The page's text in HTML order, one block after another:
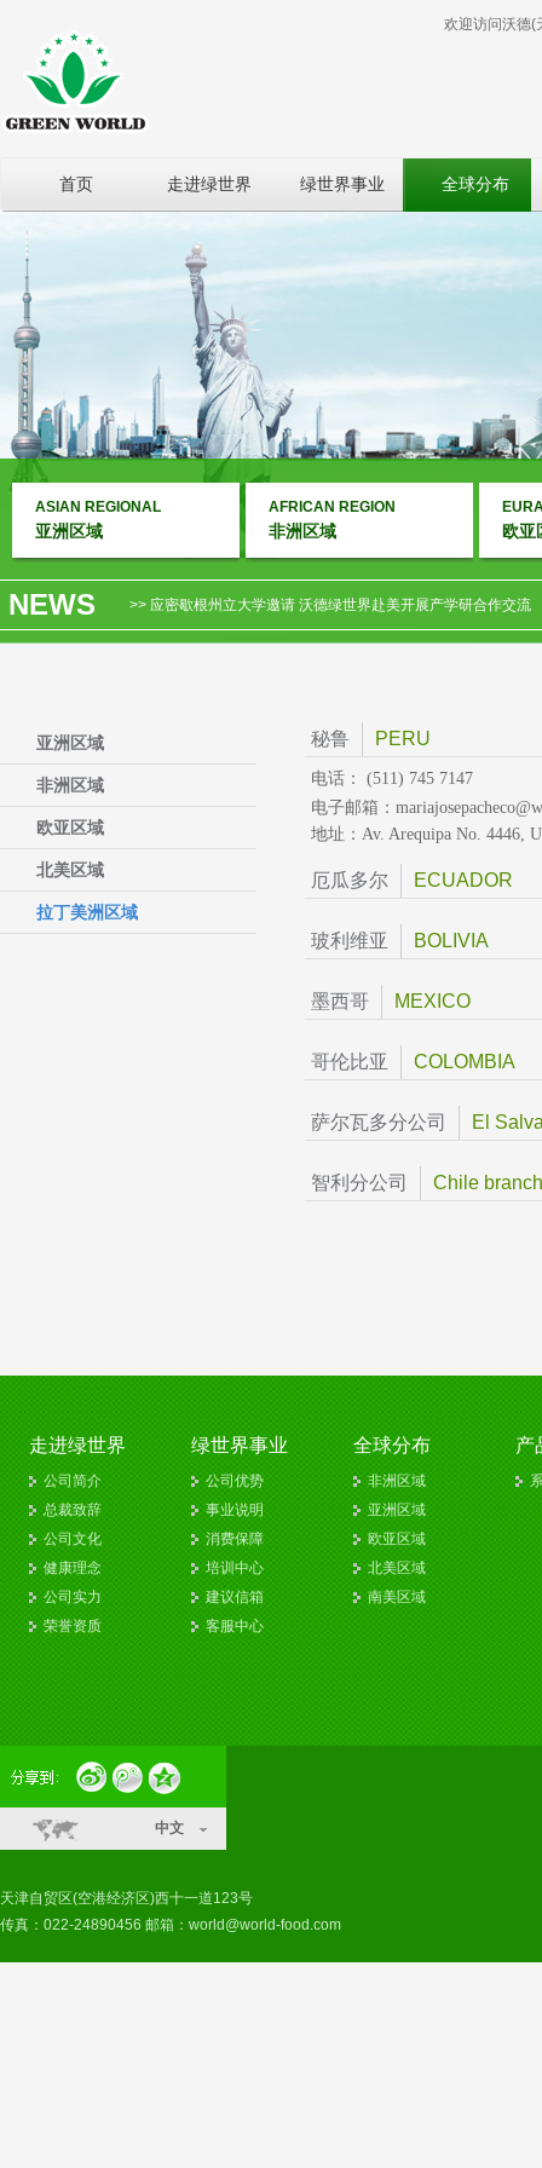
欢迎访问沃德(
首页 走进绿世界 绿世界事业 全球分布
ASIAN REGIONAL
亚洲区域
AFRICAN REGION
非洲区域 欧亚
NEWS
>> 市场快讯-沃德绿世界科特迪瓦分公司喜获卫生部销售许可
>> 沃德绿世界厄瓜多尔分公司6周年庆典表彰大会圆满举行
亚洲区域
非洲区域
欧亚区域
北美区域
拉丁美洲区域
秘鲁 PERU
电话：
(511) 745 7147
电子邮箱：
地址： Av. Arequipa No. 4446,
厄瓜多尔 ECUADOR
玻利维亚 BOLIVIA
墨西哥 MEXICO
哥伦比亚 COLOMBIA
萨尔瓦多分公司 El
智利分公司 Chile branch
走进绿世界
公司简介
总裁致辞
公司文化
健康理念
公司实力
荣誉资质
绿世界事业
公司优势
事业说明
消费保障
培训中心
建议信箱
客服中心
全球分布
非洲区域
亚洲区域
欧亚区域
北美区域
南美区域
产
中文
天津自贸区(空港经济区)西十一道123号
传真：022-24890456 邮箱： world@world-food.com